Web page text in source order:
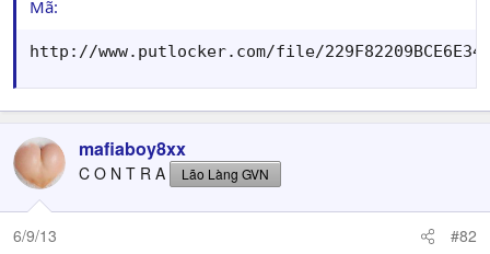
Mã:
http://www.putlocker.com/file/229F82209BCE6E34
mafiaboy8xx
C O N T R A Lão Làng GVN
6/9/13 #82